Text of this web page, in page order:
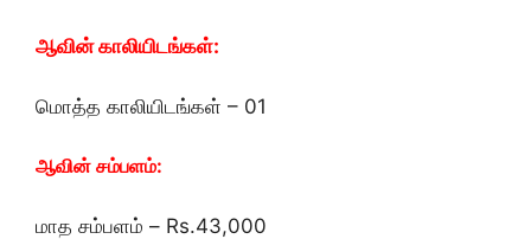
ஆவின் காலியிடங்கள்:
மொத்த காலியிடங்கள் – 01
ஆவின் சம்பளம்:
மாத சம்பளம் – Rs.43,000